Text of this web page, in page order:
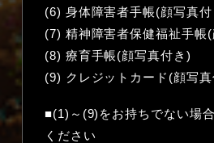
(6) 身体障害者手帳(顔写真付
(7) 精神障害者保健福祉手帳
(8) 療育手帳(顔写真付き)
(9) クレジットカード(顔写
■(1)～(9)をお持ちでない場
ください